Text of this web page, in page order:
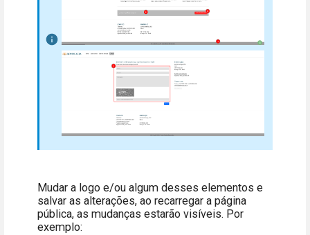
Mudar a logo e/ou algum desses elementos e
salvar as alterações, ao recarregar a página
pública, as mudanças estarão visíveis. Por
exemplo: